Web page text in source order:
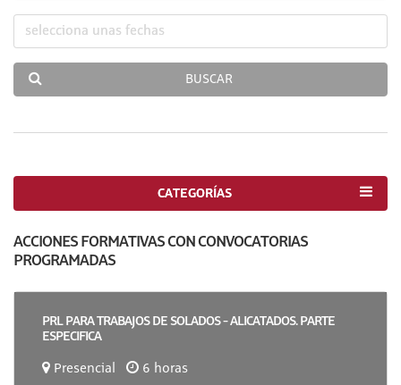
BUSCAR
CATEGORÍAS
ACCIONES FORMATIVAS CON CONVOCATORIAS
PROGRAMADAS
PRL PARA TRABAJOS DE SOLADOS - ALICATADOS. PARTE
ESPECIFICA
Presencial 6 horas